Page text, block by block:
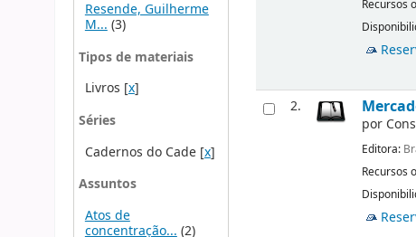
Resende, Guilherme
M... (3)
Tipos de materiais
Livros [x]
Séries
Cadernos do Cade[x]
Assuntos
Atos de
concentração... (2)
Recursos
2.
por
Editora:
Recursos